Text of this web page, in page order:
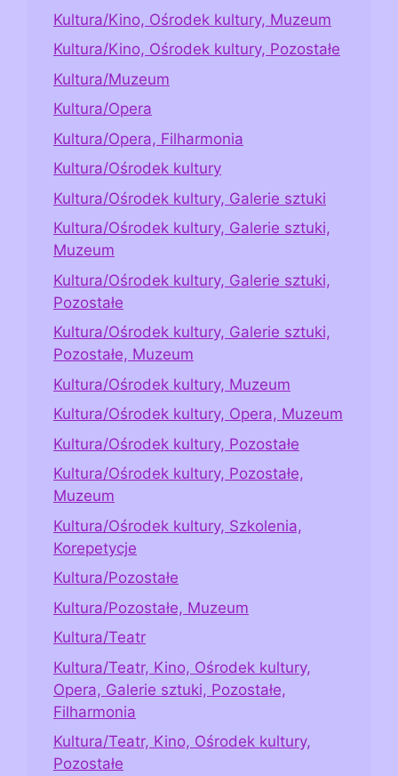
Kultura/Kino, Ośrodek kultury, Muzeum
Kultura/Kino, Ośrodek kultury, Pozostałe
Kultura/Muzeum
Kultura/Opera
Kultura/Opera, Filharmonia
Kultura/Ośrodek kultury
Kultura/Ośrodek kultury, Galerie sztuki
Kultura/Ośrodek kultury, Galerie sztuki,
Muzeum
Kultura/Ośrodek kultury, Galerie sztuki,
Pozostałe
Kultura/Ośrodek kultury, Galerie sztuki,
Pozostałe, Muzeum
Kultura/Ośrodek kultury, Muzeum
Kultura/Ośrodek kultury, Opera, Muzeum
Kultura/Ośrodek kultury, Pozostałe
Kultura/Ośrodek kultury, Pozostałe,
Muzeum
Kultura/Ośrodek kultury, Szkolenia,
Korepetycje
Kultura/Pozostałe
Kultura/Pozostałe, Muzeum
Kultura/Teatr
Kultura/Teatr, Kino, Ośrodek kultury,
Opera, Galerie sztuki, Pozostałe,
Filharmonia
Kultura/Teatr, Kino, Ośrodek kultury,
Pozostałe